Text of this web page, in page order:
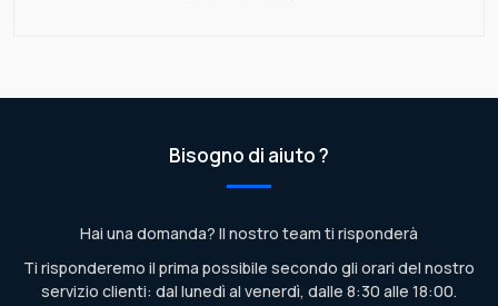
Bisogno di aiuto ?
Hai una domanda? Il nostro team ti risponderà
Ti risponderemo il prima possibile secondo gli orari del nostro
servizio clienti: dal lunedì al venerdì, dalle 8:30 alle 18:00.